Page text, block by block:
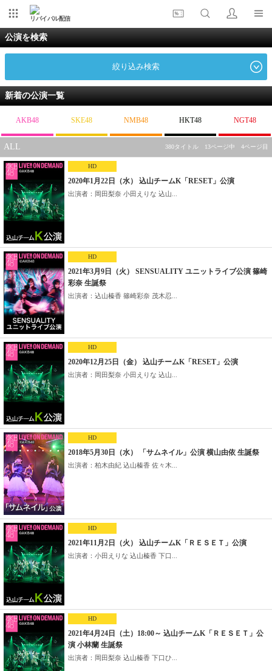
リバイバル配信
公演を検索
絞り込み検索
新着の公演一覧
AKB48 SKE48 NMB48 HKT48 NGT48
ALL 380タイトル 13ページ中 4ページ目
HD
2020年1月22日（水） 込山チームK「RESET」公演
出演者：岡田梨奈 小田えりな 込山...
HD
2021年3月9日（火） SENSUALITY ユニットライブ公演 篠崎
彩奈 生誕祭
出演者：込山榛香 篠崎彩奈 茂木忍...
HD
2020年12月25日（金） 込山チームK「RESET」公演
出演者：岡田梨奈 小田えりな 込山...
HD
2018年5月30日（水） 「サムネイル」公演 横山由依 生誕祭
出演者：柏木由紀 込山榛香 佐々木...
HD
2021年11月2日（火） 込山チームK「ＲＥＳＥＴ」公演
出演者：小田えりな 込山榛香 下口...
HD
2021年4月24日（土）18:00～ 込山チームK「ＲＥＳＥＴ」公
演 小林蘭 生誕祭
出演者：岡田梨奈 込山榛香 下口ひ...